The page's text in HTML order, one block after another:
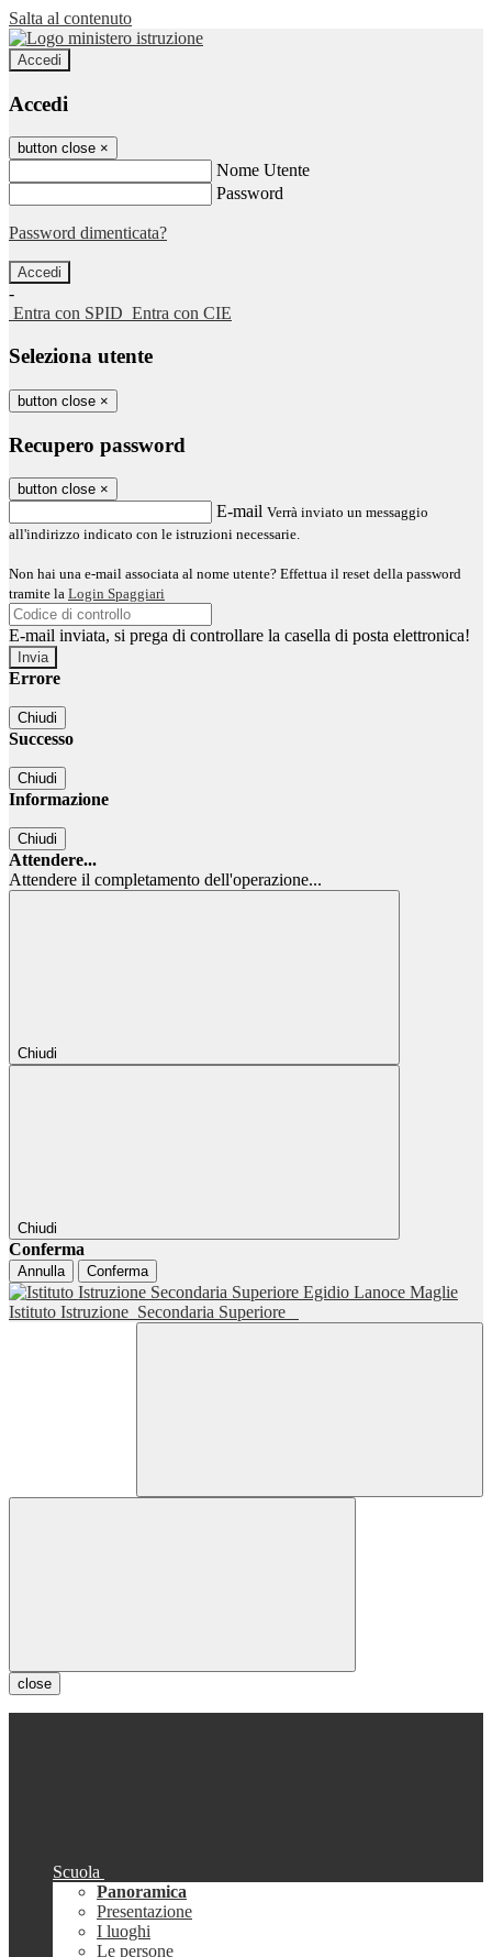
Salta al contenuto
Accedi
Accedi
button close ×
Nome Utente
Password
Password dimenticata?
-
Entra con SPID Entra con CIE
Seleziona utente
button close ×
Recupero password
button close ×
E-mail Verrà inviato un messaggio
all'indirizzo indicato con le istruzioni necessarie.
Non hai una e-mail associata al nome utente? Effettua il reset della password
tramite la Login Spaggiari
E-mail inviata, si prega di controllare la casella di posta elettronica!
Errore
Chiudi
Successo
Chiudi
Informazione
Chiudi
Attendere...
Attendere il completamento dell'operazione...
Chiudi
Chiudi
Conferma
Annulla Conferma
Istituto Istruzione Secondaria Superiore
close
Scuola
Panoramica
Presentazione
I luoghi
Le persone